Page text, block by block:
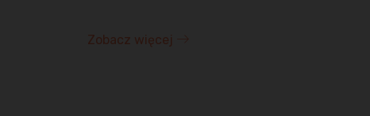
Zobacz więcej